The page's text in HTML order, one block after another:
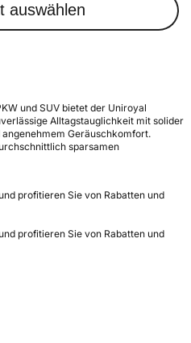
auswählen
und SUV bietet der Uniroyal
Alltagstauglichkeit mit solider
Geräuschkomfort.
sparsamen
profitieren Sie von Rabatten und
profitieren Sie von Rabatten und